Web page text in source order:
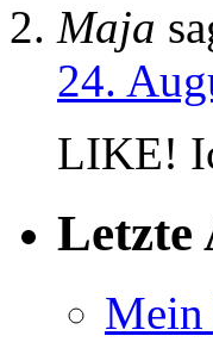
Maja
24.
LIKE!
Letzte